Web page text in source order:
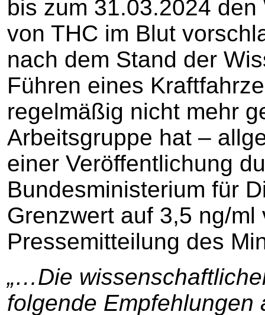
bis zum 31.03.2024
von THC im Blut
nach dem Stand der
Führen eines
regelmäßig nicht mehr
Arbeitsgruppe hat –
einer Veröffentlichung
Bundesministerium für
Grenzwert auf 3,5 ng/
Pressemitteilung des
„…Die
folgende Empfehlungen